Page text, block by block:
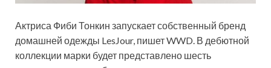
Актриса Фиби Тонкин запускает собственный бренд
домашней одежды LesJour, пишет WWD. В дебютной
коллекции марки будет представлено шесть